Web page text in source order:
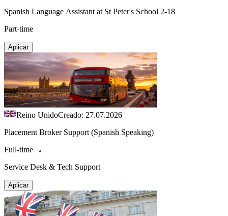
Spanish Language Assistant at St Peter's School 2-18
Part-time
Aplicar
Reino UnidoCreado: 27.07.2026
Placement Broker Support (Spanish Speaking)
Full-time
Service Desk & Tech Support
Aplicar